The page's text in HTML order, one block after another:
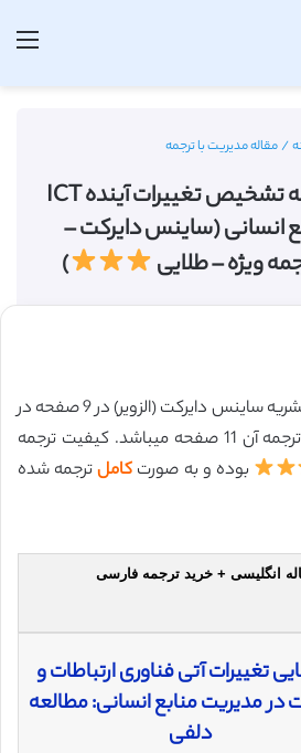
/مقاله مدیریت با ترجمه
دانلود ترجمه مقاله تشخیص تغییرات آینده ICT
انسانی (ساینس دایرکت –
)
این مقاله انگلیسی ISI در نشریه ساینس دایرکت (الزویر) در 9 صفحه در
سال 2016 منتشر شده و ترجمه آن 11 صفحه میباشد. کیفیت ترجمه
بوده و به صورت کاملترجمه شده
انگلیسی + خرید ترجمه فارسی
تغییرات آتی فناوری ارتباطات و
در مدیریت منابع انسانی: مطالعه
دلفی